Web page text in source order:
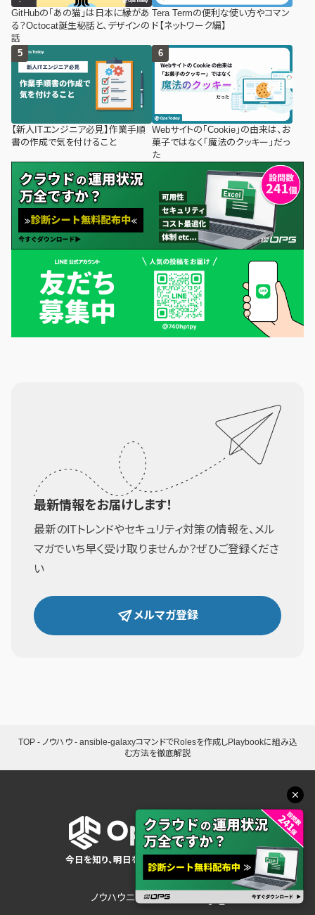
GitHubの「あの猫」は日本に縁があ
る？Octocat誕生秘話と、デザインの
話
Tera Termの便利な使い方やコマン
ド【ネットワーク編】
【新人ITエンジニア必見】作業手順
書の作成で気を付けること
Webサイトの「Cookie」の由来は、お
菓子ではなく「魔法のクッキー」だっ
た
最新情報をお届けします！
最新のITトレンドやセキュリティ対策の情報を、メル
マガでいち早く受け取りませんか？ぜひご登録くださ
い
メルマガ登録
TOP- ノウハウ- ansible-galaxyコマンドでRolesを作成しPlaybookに組み込
む方法を徹底解説
今日を知り、明日を変えるシステム運用メディア
ノウハウニュースコラム